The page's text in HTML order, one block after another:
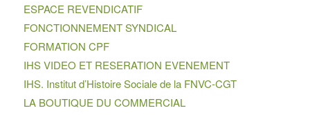
ESPACE REVENDICATIF
FONCTIONNEMENT SYNDICAL
FORMATION CPF
IHS VIDEO ET RESERATION EVENEMENT
IHS. Institut d’Histoire Sociale de la FNVC-CGT
LA BOUTIQUE DU COMMERCIAL